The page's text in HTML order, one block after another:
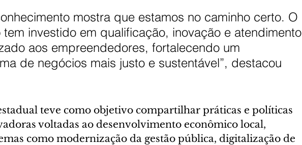
mostra que estamos no caminho certo. O
tem investido em qualificação, inovação e atendimento
aos empreendedores, fortalecendo um
de negócios mais justo e sustentável”, destacou
teve como objetivo compartilhar práticas e políticas
voltadas ao desenvolvimento econômico local,
como modernização da gestão pública, digitalização de